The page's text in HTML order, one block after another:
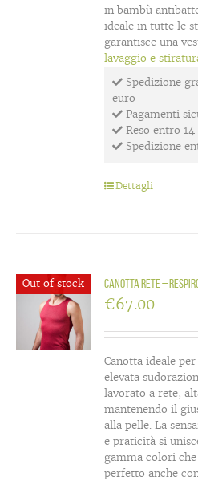
in bambù
ideale in tutte le
garantisce una
lavaggio e
Spedizione
euro
Pagamenti
Reso entro
Spedizione
Dettagli
Out of stock Canotta rete –
€67.00
Canotta ideale
elevata
lavorato a rete,
mantenendo il
alla pelle. La
e praticità si
gamma colori
perfetto anche